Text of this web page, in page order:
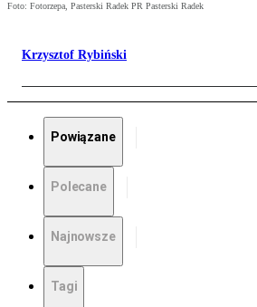
Foto: Fotorzepa, Pasterski Radek PR Pasterski Radek
Krzysztof Rybiński
Powiązane
Polecane
Najnowsze
Tagi